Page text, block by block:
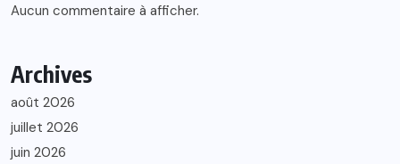
Aucun commentaire à afficher.
Archives
août 2026
juillet 2026
juin 2026